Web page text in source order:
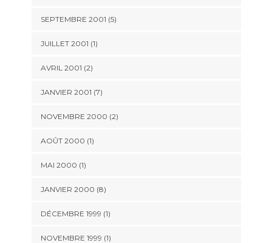
SEPTEMBRE 2001 (5)
JUILLET 2001 (1)
AVRIL 2001 (2)
JANVIER 2001 (7)
NOVEMBRE 2000 (2)
AOÛT 2000 (1)
MAI 2000 (1)
JANVIER 2000 (8)
DÉCEMBRE 1999 (1)
NOVEMBRE 1999 (1)